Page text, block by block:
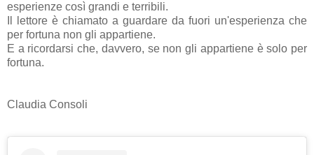
esperienze così grandi e terribili.
Il lettore è chiamato a guardare da fuori un'esperienza che
per fortuna non gli appartiene.
E a ricordarsi che, davvero, se non gli appartiene è solo per
fortuna.
Claudia Consoli